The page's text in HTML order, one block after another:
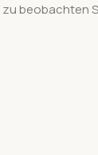
zu beobachten